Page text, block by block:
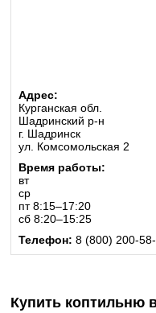
Адрес:
Курганская обл.
Шадринский р-н
г. Шадринск
ул. Комсомольская 2
Время работы:
вт
ср
пт 8:15–17:20
сб 8:20–15:25
Телефон: 8 (800) 200-
Купить коптильню